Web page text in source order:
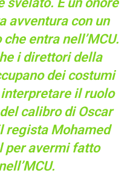
avventura con un
entra nell’MCU.
i direttori della
dei costumi
il ruolo
calibro di Oscar
regista Mohamed
per avermi fatto